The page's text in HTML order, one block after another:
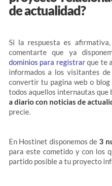
de actualidad?
Si la respuesta es
comentarte que ya
dominios para registrarque te
informados a los visitantes
convertir tu pagina web o
todos aquellos internautas que
a diario con noticias de
precie.
En Hostinet disponemos de 3
para este cometido y con los
partido posible a tu proyecto